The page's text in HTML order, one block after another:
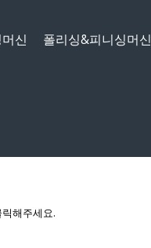
신 폴리싱&피니싱머신
해주세요.